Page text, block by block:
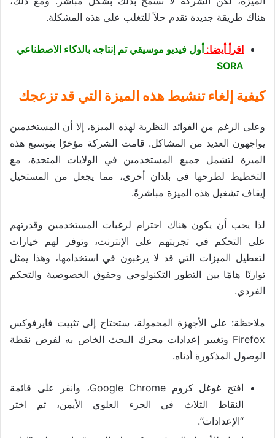
هناك طريقة جديدة تقدم حلاً للتغلب على هذه المشكلة.
اقرأ أيضا:أول فيديو موسيقي تم إنتاجه بالذكاء الاصطناعي
SORA
كيفية إلغاء تنشيط هذه الميزة التي قد تزعجك
وعلى الرغم من الفوائد النظرية لهذه الميزة، إلا أن المستخدمين
يواجهون العديد من المشاكل. قامت الشركة مؤخرًا بتوسيع هذه
الميزة لتشمل جميع المستخدمين في الولايات المتحدة، مع
التخطيط لطرحها في بلدان أخرى، مما يجعل من المستحيل
إيقاف تشغيل هذه الميزة مباشرةً.
لذا يجب أن يكون هناك احترام لرغبات المستخدمين وقدرتهم
على التحكم في تجربتهم على الإنترنت، وتوفر لهم خيارات
لتعطيل الميزات التي قد لا يرغبون في استخدامها، وهذا يمثل
توازنًا هامًا بين التطور التكنولوجي وحقوق الخصوصية والتحكم
الفردي.
ملاحظة: على الأجهزة المحمولة، ستحتاج إلى تثبيت فايرفوكس
Firefox وتغيير إعدادات محرك البحث الخاص به لفرض نقطة
الوصول المذكورة أدناه.
افتح غوغل كروم Google Chrome، وانقر على قائمة
النقاط الثلاث في الجزء العلوي الأيمن، ثم اختر
“الإعدادات”.